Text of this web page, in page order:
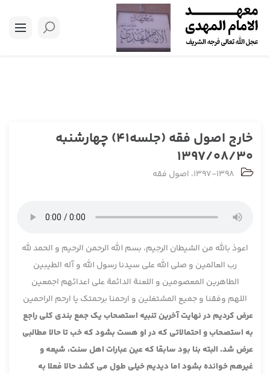
خارج اصول فقه (جلسه41) چهارشنبه
1397/08/30
1397-1398، اصول فقه
اعوذ بالله من الشیطان الرجیم، بسم الله الرحمن الرحیم و الحمد لله
رب العالمین و صلی الله علی سیدنا رسول الله و آله الطیبین
الطاهرین المعصومین و اللعنة الدائمة علی اعدائهم اجمعین
اللهم وفقنا و جمیع المشتغلین و ارحمنا برحمتک یا ارحم الراحمین
عرض کردیم در نهایت آخرین تنبیه استصحاب یک جمع بندی کلی راجع
به استصحاب و احتمالاتی که در او هست بشود که خب تا حالا مطالبی
عرض شد. البته بنا بود سابقا که عین عبارات اهل سنت، شیعه و
غیرهم خوانده بشود اما دیدیم خیلی طول می کشد حالا فعلا به